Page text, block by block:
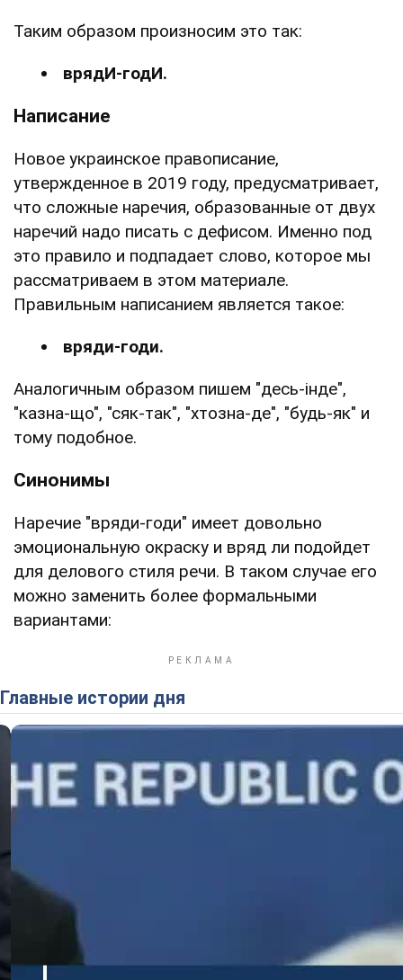
Таким образом произносим это так:
врядИ-годИ.
Написание
Новое украинское правописание,
утвержденное в 2019 году, предусматривает,
что сложные наречия, образованные от двух
наречий надо писать с дефисом. Именно под
это правило и подпадает слово, которое мы
рассматриваем в этом материале.
Правильным написанием является такое:
вряди-годи.
Аналогичным образом пишем "десь-інде",
"казна-що", "сяк-так", "хтозна-де", "будь-як" и
тому подобное.
Синонимы
Наречие "вряди-годи" имеет довольно
эмоциональную окраску и вряд ли подойдет
для делового стиля речи. В таком случае его
можно заменить более формальными
вариантами:
Главные истории дня